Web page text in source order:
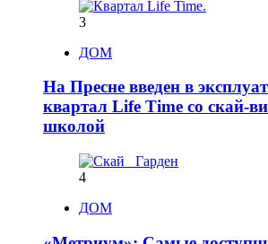
3
ДОМ
На Пресне введен в
квартал Life Time со скай-
школой
4
ДОМ